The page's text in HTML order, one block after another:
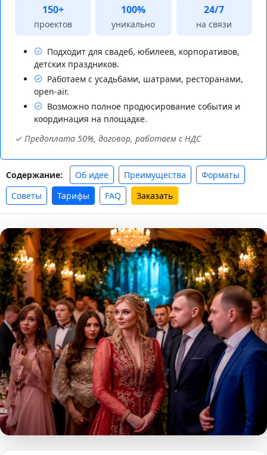
150+
проектов
100%
уникально
24/7
на связи
Подходит для свадеб, юбилеев, корпоративов,
детских праздников.
Работаем с усадьбами, шатрами, ресторанами,
open-air.
Возможно полное продюсирование события и
координация на площадке.
✓ Предоплата 50%, договор, работаем с НДС
Содержание: Об идее Преимущества
Форматы
Советы
Тарифы FAQ Заказать